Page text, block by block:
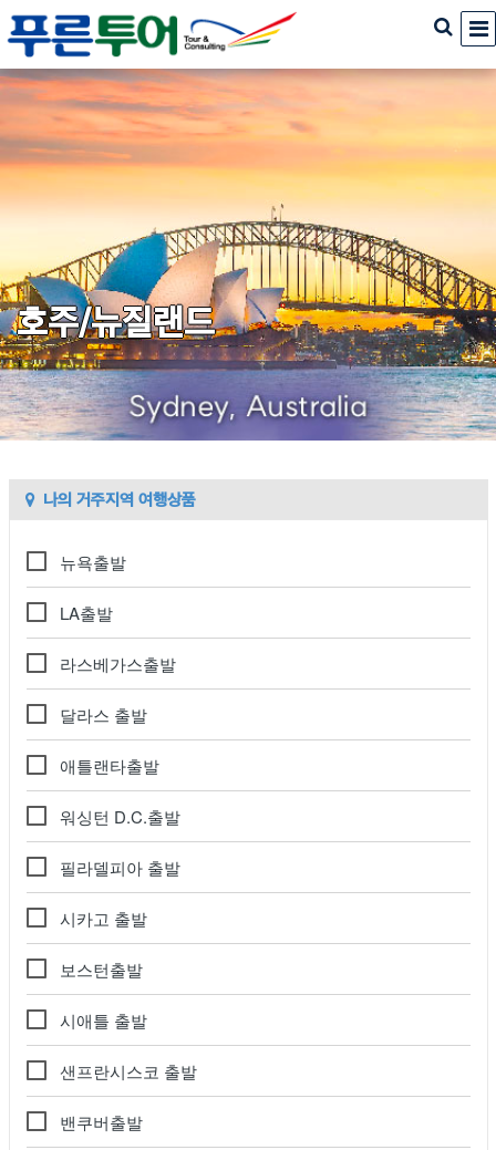
호주/뉴질랜드
나의 거주지역 여행상품
뉴욕출발
LA출발
라스베가스출발
달라스 출발
애틀랜타출발
워싱턴 D.C.출발
필라델피아 출발
시카고 출발
보스턴출발
시애틀 출발
샌프란시스코 출발
밴쿠버출발